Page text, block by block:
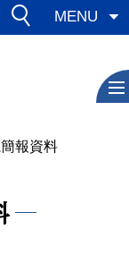
MENU
報資料